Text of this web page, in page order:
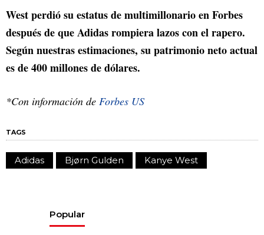
West perdió su estatus de multimillonario en Forbes
después de que Adidas rompiera lazos con el rapero.
Según nuestras estimaciones, su patrimonio neto actual
es de 400 millones de dólares.
*Con información de Forbes US
TAGS
Adidas Bjørn Gulden Kanye West
Popular